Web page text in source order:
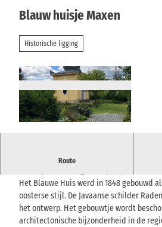
Blauw huisje Maxen
Historische ligging
Route
Historisch paviljoen in Javaanse stijl
Het Blauwe Huis werd in 1848 gebouwd
oosterse stijl. De Javaanse schilder
het ontwerp. Het gebouwtje wordt
architectonische bijzonderheid in de